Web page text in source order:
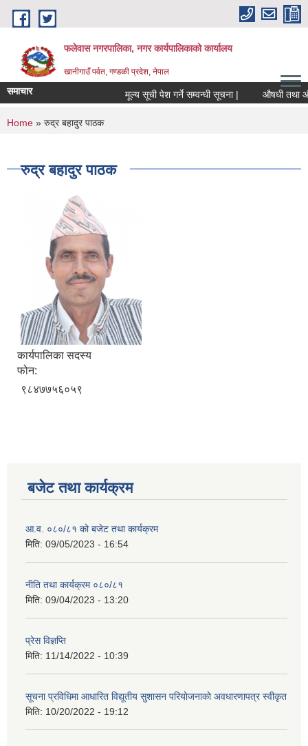
Skip to main content
फलेवास नगरपालिका, नगर कार्यपालिकाको कार्यालय
खानीगाउँ पर्वत, गण्डकी प्रदेश, नेपाल
समाचार मूल्य सूची पेश गर्ने सम्वन्धी सूचना | औषधी तथा
You are here
Home » रुद्र बहादुर पाठक
रुद्र बहादुर पाठक
कार्यपालिका सदस्य
फोन:
९८४७७५६०५९
बजेट तथा कार्यक्रम
आ.व. ०८०/८१ को बजेट तथा कार्यक्रम
मिति: 09/05/2023 - 16:54
नीति तथा कार्यक्रम ०८०/८१
मिति: 09/04/2023 - 13:20
प्रेस विज्ञप्ति
मिति: 11/14/2022 - 10:39
सूचना प्रविधिमा आधारित विद्यूतीय सुशासन परियाेजनाकाे अवधारणापत्र स्वीकृत
मिति: 10/20/2022 - 19:12